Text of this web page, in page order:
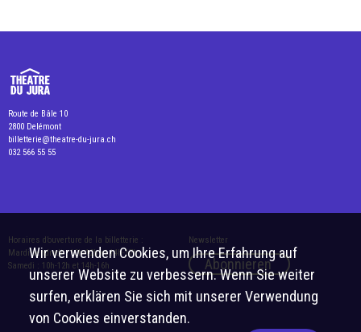
Route de Bâle 10
2800 Delémont
billetterie@theatre-du-jura.ch
032 566 55 55
Horaires d’ouverture de la billetterie :
Mardi-vendredi : 10h-12h et 14h-17h
Samedi : 10h-12h et 14h-16h
Newsletter
Abonnieren
Wir verwenden Cookies, um Ihre Erfahrung auf
unserer Website zu verbessern. Wenn Sie weiter
surfen, erklären Sie sich mit unserer Verwendung
von Cookies einverstanden.